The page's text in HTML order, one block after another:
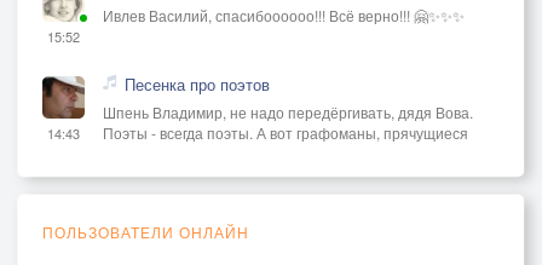
15:52
Ивлев Василий, спасибоооооо!!! Всё верно!!! 🤗✨✨✨
14:43
Песенка про поэтов
Шпень Владимир, не надо передёргивать, дядя Вова.
Поэты - всегда поэты. А вот графоманы, прячущиеся
ПОЛЬЗОВАТЕЛИ ОНЛАЙН